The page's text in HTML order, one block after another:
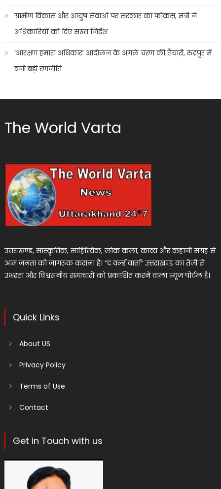
ग्रामीण विकास और आयुष सेवाओं पर सरकार का फोकस, मंत्री ने
अधिकारियों को दिए सख्त निर्देश
‘आरक्षण हमारा अधिकार’ आंदोलन के अगले चरण की तैयारी, रुद्रपुर में
बनी बड़ी रणनीति
The World Varta
उत्तराखण्ड, सांस्कृतिक, साहित्यिक, लोक कला, काव्य और कहानी संग्रह से
आम जनता को जागरूक कराना है। “द वर्ल्ड वार्ता” उत्तराखण्ड का तेजी से
उभरता और विश्वसनीय समाचारों को प्रकाशित करने वाला न्यूज पोर्टल है।
Quick Links
About US
Privacy Policy
Terms of Use
Contact
Get in Touch with us